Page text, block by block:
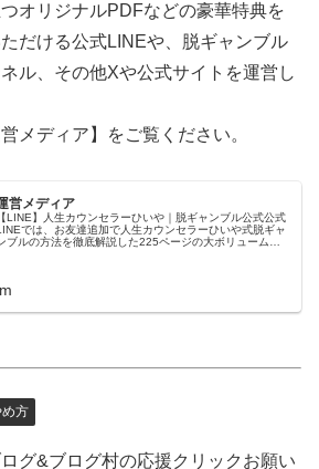
オリジナルPDFなどの豪華特典を
だける公式LINEや、脱ギャンブル
ル、その他Xや公式サイトを運営し
メディア】をご覧ください。
営メディア
【LINE】人生カウンセラーひいや｜脱ギャンブル公式公式
では、お友達追加で人生カウンセラーひいや式脱ギャ
ブルの方法を徹底解説した225ページの大ボリューム
方
グ&ブログ村の応援クリックお願い